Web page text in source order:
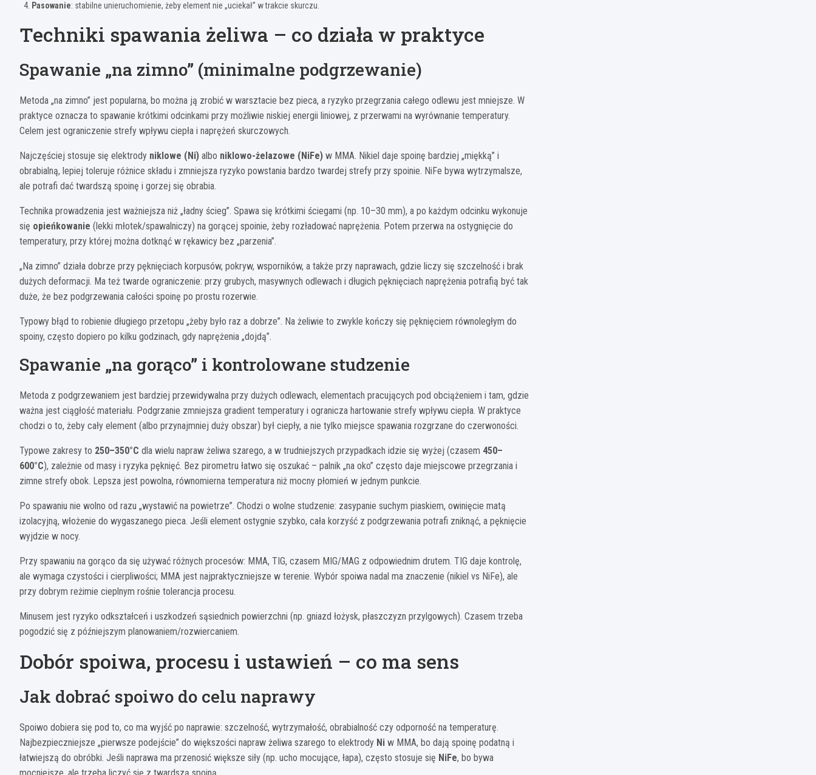
Pasowanie: stabilne unieruchomienie, żeby element nie „uciekał” w trakcie skurczu.
Techniki spawania żeliwa – co działa w praktyce
Spawanie „na zimno” (minimalne podgrzewanie)
Metoda „na zimno” jest popularna, bo można ją zrobić w warsztacie bez pieca, a ryzyko przegrzania całego odlewu jest mniejsze. W
praktyce oznacza to spawanie krótkimi odcinkami przy możliwie niskiej energii liniowej, z przerwami na wyrównanie temperatury.
Celem jest ograniczenie strefy wpływu ciepła i naprężeń skurczowych.
Najczęściej stosuje się elektrody niklowe (Ni) albo niklowo-żelazowe (NiFe) w MMA. Nikiel daje spoinę bardziej „miękką” i
obrabialną, lepiej toleruje różnice składu i zmniejsza ryzyko powstania bardzo twardej strefy przy spoinie. NiFe bywa wytrzymalsze,
ale potrafi dać twardszą spoinę i gorzej się obrabia.
Technika prowadzenia jest ważniejsza niż „ładny ścieg”. Spawa się krótkimi ściegami (np. 10–30 mm), a po każdym odcinku wykonuje
się opieńkowanie (lekki młotek/spawalniczy) na gorącej spoinie, żeby rozładować naprężenia. Potem przerwa na ostygnięcie do
temperatury, przy której można dotknąć w rękawicy bez „parzenia”.
„Na zimno” działa dobrze przy pęknięciach korpusów, pokryw, wsporników, a także przy naprawach, gdzie liczy się szczelność i brak
dużych deformacji. Ma też twarde ograniczenie: przy grubych, masywnych odlewach i długich pęknięciach naprężenia potrafią być tak
duże, że bez podgrzewania całości spoinę po prostu rozerwie.
Typowy błąd to robienie długiego przetopu „żeby było raz a dobrze”. Na żeliwie to zwykle kończy się pęknięciem równoległym do
spoiny, często dopiero po kilku godzinach, gdy naprężenia „dojdą”.
Spawanie „na gorąco” i kontrolowane studzenie
Metoda z podgrzewaniem jest bardziej przewidywalna przy dużych odlewach, elementach pracujących pod obciążeniem i tam, gdzie
ważna jest ciągłość materiału. Podgrzanie zmniejsza gradient temperatury i ogranicza hartowanie strefy wpływu ciepła. W praktyce
chodzi o to, żeby cały element (albo przynajmniej duży obszar) był ciepły, a nie tylko miejsce spawania rozgrzane do czerwoności.
Typowe zakresy to 250–350°C dla wielu napraw żeliwa szarego, a w trudniejszych przypadkach idzie się wyżej (czasem 450–
600°C), zależnie od masy i ryzyka pęknięć. Bez pirometru łatwo się oszukać – palnik „na oko” często daje miejscowe przegrzania i
zimne strefy obok. Lepsza jest powolna, równomierna temperatura niż mocny płomień w jednym punkcie.
Po spawaniu nie wolno od razu „wystawić na powietrze”. Chodzi o wolne studzenie: zasypanie suchym piaskiem, owinięcie matą
izolacyjną, włożenie do wygaszanego pieca. Jeśli element ostygnie szybko, cała korzyść z podgrzewania potrafi zniknąć, a pęknięcie
wyjdzie w nocy.
Przy spawaniu na gorąco da się używać różnych procesów: MMA, TIG, czasem MIG/MAG z odpowiednim drutem. TIG daje kontrolę,
ale wymaga czystości i cierpliwości; MMA jest najpraktyczniejsze w terenie. Wybór spoiwa nadal ma znaczenie (nikiel vs NiFe), ale
przy dobrym reżimie cieplnym rośnie tolerancja procesu.
Minusem jest ryzyko odkształceń i uszkodzeń sąsiednich powierzchni (np. gniazd łożysk, płaszczyzn przylgowych). Czasem trzeba
pogodzić się z późniejszym planowaniem/rozwiercaniem.
Dobór spoiwa, procesu i ustawień – co ma sens
Jak dobrać spoiwo do celu naprawy
Spoiwo dobiera się pod to, co ma wyjść po naprawie: szczelność, wytrzymałość, obrabialność czy odporność na temperaturę.
Najbezpieczniejsze „pierwsze podejście” do większości napraw żeliwa szarego to elektrody Ni w MMA, bo dają spoinę podatną i
łatwiejszą do obróbki. Jeśli naprawa ma przenosić większe siły (np. ucho mocujące, łapa), często stosuje się NiFe, bo bywa